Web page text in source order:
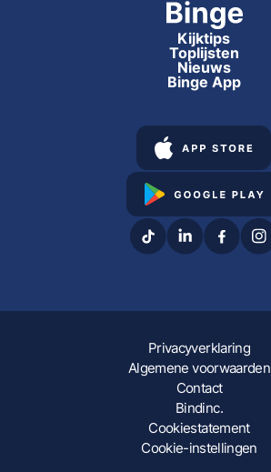
Kijktips
Toplijsten
Nieuws
Binge App
Privacyverklaring
Algemene voorwaarden
Contact
Bindinc.
Cookiestatement
Cookie-instellingen